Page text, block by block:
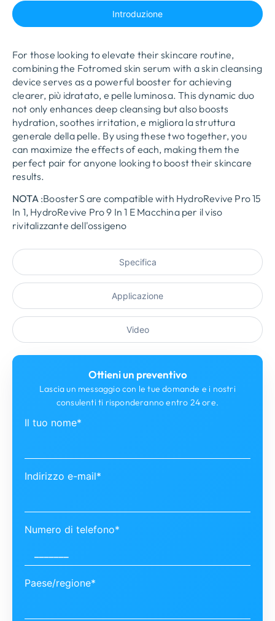
Introduzione
Specifica
Applicazione
Video
For those looking to elevate their skincare routine,
combining the Fotromed skin serum with a skin cleansing
device serves as a powerful booster for achieving
clearer, più idratato, e pelle luminosa.This dynamic duo
not only enhances deep cleansing but also boosts
hydration,soothes irritation, e migliora la struttura
generale della pelle. By using these two together,you
can maximize the effects of each, making them the
perfect pair for anyone looking to boost their skincare
results.
NOTA:BoosterS are compatible with HydroRevive Pro15
In 1, HydroRevive Pro 9 In 1 E Macchina per il viso
rivitalizzante dell'ossigeno
Ottieni un preventivo
Lascia un messaggio con le tue domande e i nostri
consulenti ti risponderanno entro 24 ore.
Il tuo nome*
Indirizzo e-mail*
Numero di telefono*
Paese/regione*